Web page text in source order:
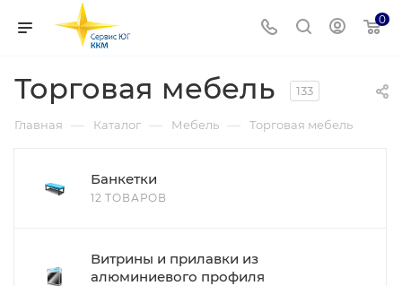
0
Торговая мебель 133
Главная — Каталог — Мебель — Торговая мебель
Банкетки
12 ТОВАРОВ
Витрины и прилавки из
алюминиевого профиля